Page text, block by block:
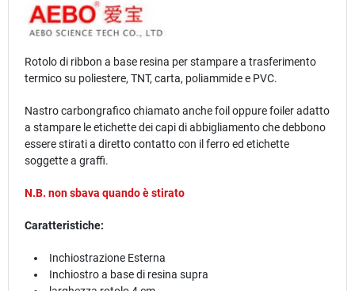
Rotolo di ribbon a base resina per stampare a trasferimento
termico su poliestere, TNT, carta, poliammide e PVC.
Nastro carbongrafico chiamato anche foil oppure foiler adatto
a stampare le etichette dei capi di abbigliamento che debbono
essere stirati a diretto contatto con il ferro ed etichette
soggette a graffi.
N.B. non sbava quando è stirato
Caratteristiche:
Inchiostrazione Esterna
Inchiostro a base di resina supra